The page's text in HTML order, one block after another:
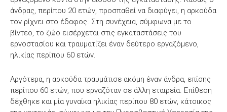
άνδρας, περίπου 20 ετών, προσπαθεί να διαφύγει, η αρκούδα
τον ρίχνει στο έδαφος. Στη συνέχεια, σύμφωνα με το
βίντεο, το ζώο εισέρχεται στις εγκαταστάσεις του
εργοστασίου και τραυματίζει έναν δεύτερο εργαζόμενο,
ηλικίας περίπου 60 ετών.
Αργότερα, η αρκούδα τραυμάτισε ακόμη έναν άνδρα, επίσης
περίπου 60 ετών, που εργαζόταν σε άλλη εταιρεία. Επίθεση
δέχθηκε και μία γυναίκα ηλικίας περίπου 80 ετών, κάτοικος